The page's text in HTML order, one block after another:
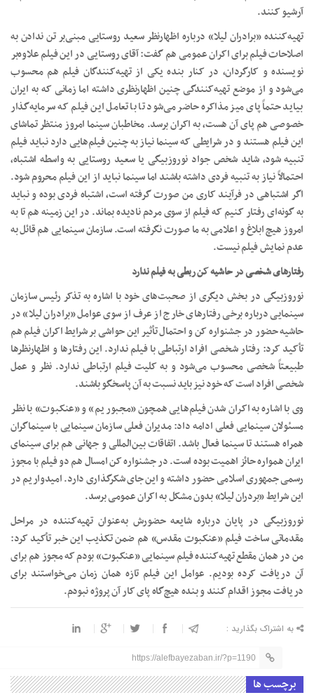
آرشیو کنند.
تهیه‌کننده «برادران لیلا» درباره اظهارنظر سعید روستایی مبنی‌بر تن ندادن به
اصلاحات فیلم برای اکران عمومی هم گفت: آقای روستایی در این فیلم علاوه‌بر
نویسنده و کارگردان، در کنار بنده یکی از تهیه‌کنندگان فیلم هم محسوب
می‌شود و از موضع تهیه‌کنندگی چنین اظهارنظری داشته اما زمانی که به ایران
بیاید حتماً پای میز مذاکره حاضر می‌شود تا با تعامل این فیلم که سرمایه‌گذار
خصوصی هم پای آن هست، به اکران برسد. مخاطبان سینما امروز منتظر تماشای
این فیلم هستند و در شرایطی که سینما نیاز به چنین فیلم‌هایی دارد نباید فیلم
تنبیه شود، شاید شخص جواد نوروزبیگی یا سعید روستایی به واسطه اشتباه،
احتمالاً نیاز به تنبیه فردی داشته باشند اما سینما نباید از این فیلم محروم شود.
اگر اشتباهی در فرآیند کاری من صورت گرفته است، اشتباه فردی بوده و نباید
به گونه‌ای رفتار کنیم که فیلم از سوی مردم نادیده بماند. در این زمینه هم تا به
امروز هیچ ابلاغ و اعلامی به ما صورت نگرفته است. سازمان سینمایی هم قائل به
عدم نمایش فیلم نیست.
رفتارهای شخصی در حاشیه کن ربطی به فیلم ندارد
نوروزبیگی در بخش دیگری از صحبت‌های خود با اشاره به تذکر رئیس سازمان
سینمایی درباره برخی رفتارهای خارج از عرف از سوی عوامل «برادران لیلا» در
حاشیه حضور در جشنواره کن و احتمال تأثیر این حواشی بر شرایط اکران فیلم هم
تأکید کرد: رفتار شخصی افراد ارتباطی با فیلم ندارد. این رفتارها و اظهارنظرها
طبیعتاً شخصی محسوب می‌شود و به کلیت فیلم ارتباطی ندارد. نظر و عمل
شخصی افراد است که خود نیز باید نسبت به آن پاسخگو باشند.
وی با اشاره به اکران شدن فیلم‌هایی همچون «مجبوریم» و «عنکبوت» با نظر
مسئولان سینمایی فعلی ادامه داد: مدیران فعلی سازمان سینمایی با سینماگران
همراه هستند تا سینما فعال باشد. اتفاقات بین‌المللی و جهانی هم برای سینمای
ایران همواره حائز اهمیت بوده است. در جشنواره کن امسال هم دو فیلم با مجوز
رسمی جمهوری اسلامی حضور داشته و این جای شکرگذاری دارد. امیدواریم در
این شرایط «بردران لیلا» بدون مشکل به اکران عمومی برسد.
نوروزبیگی در پایان درباره شایعه حضورش به‌عنوان تهیه‌کننده در مراحل
مقدماتی ساخت فیلم «عنکبوت مقدس» هم ضمن تکذیب این خبر تأکید کرد:
من در همان مقطع تهیه‌کننده فیلم سینمایی «عنکبوت» بودم که مجوز هم برای
آن دریافت کرده بودیم. عوامل این فیلم تازه همان زمان می‌خواستند برای
دریافت مجوز اقدام کنند و بنده هیچ‌گاه پای کار آن پروژه نبودم.
به اشتراک بگذارید :
https://alefbayezaban.ir/?p=1190
برچسب ها